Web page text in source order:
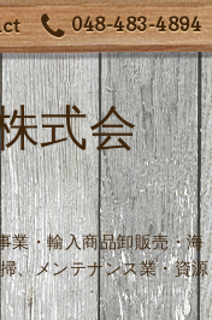
048-483-4894
式会
業・輸入商品卸販売・海
、メンテナンス業・資源